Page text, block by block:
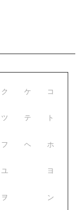
ク ケ コ
ツ テ ト
フ ヘ ホ
ユ ヨ
ヲ ン